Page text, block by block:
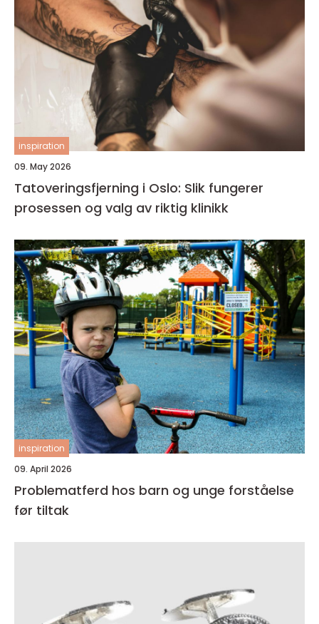
inspiration
09. May 2026
Tatoveringsfjerning i Oslo: Slik fungerer
prosessen og valg av riktig klinikk
inspiration
09. April 2026
Problematferd hos barn og unge forståelse
før tiltak